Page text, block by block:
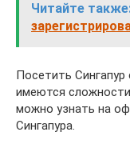
Читайте
Посетить
имеются
можно узнать на
Сингапура.